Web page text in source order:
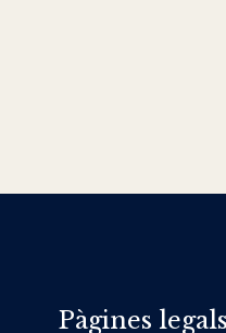
Pàgines legals